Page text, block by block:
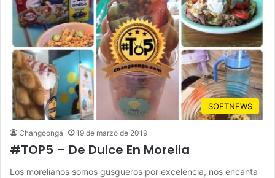
SOFTNEWS
Changoonga 19 de marzo de 2019
#TOP5 – De Dulce En Morelia
Los morelianos somos gusgueros por excelencia, nos encanta